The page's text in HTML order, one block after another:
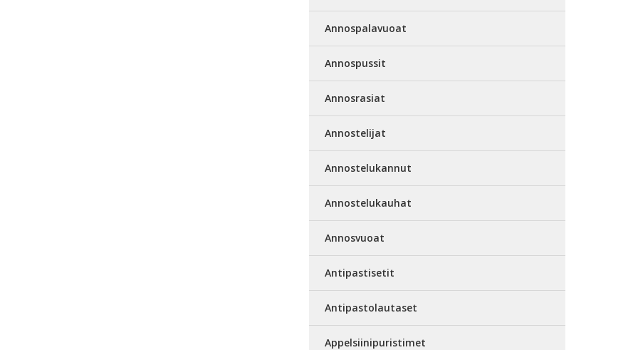
Annospalavuoat
Annospussit
Annosrasiat
Annostelijat
Annostelukannut
Annostelukauhat
Annosvuoat
Antipastisetit
Antipastolautaset
Appelsiinipuristimet